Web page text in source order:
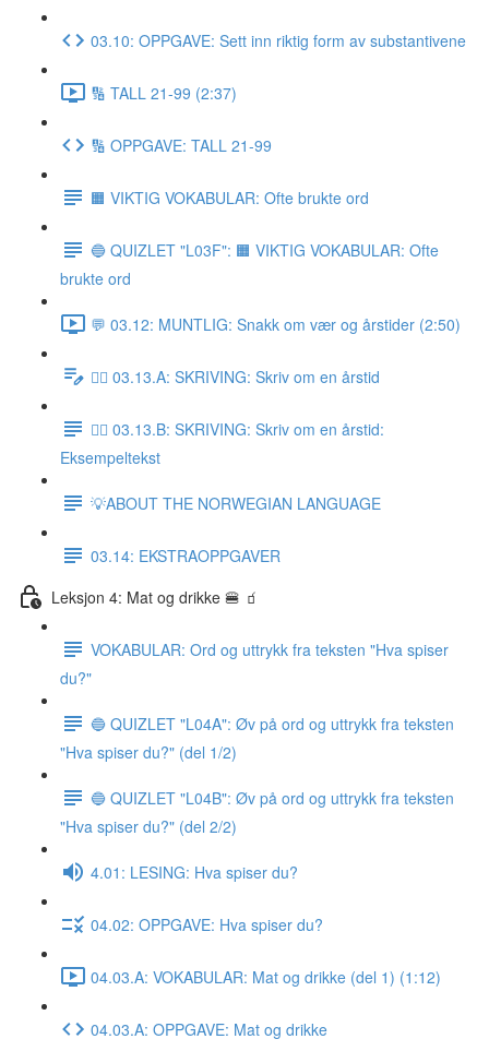
03.10: OPPGAVE: Sett inn riktig form av substantivene
🔢 TALL 21-99 (2:37)
🔢 OPPGAVE: TALL 21-99
🟧 VIKTIG VOKABULAR: Ofte brukte ord
🔵 QUIZLET "L03F": 🟧 VIKTIG VOKABULAR: Ofte
brukte ord
💬 03.12: MUNTLIG: Snakk om vær og årstider (2:50)
✍🏼 03.13.A: SKRIVING: Skriv om en årstid
✍🏼 03.13.B: SKRIVING: Skriv om en årstid:
Eksempeltekst
💡ABOUT THE NORWEGIAN LANGUAGE
03.14: EKSTRAOPPGAVER
Leksjon 4: Mat og drikke 🍔 🧃
VOKABULAR: Ord og uttrykk fra teksten "Hva spiser
du?"
🔵 QUIZLET "L04A": Øv på ord og uttrykk fra teksten
"Hva spiser du?" (del 1/2)
🔵 QUIZLET "L04B": Øv på ord og uttrykk fra teksten
"Hva spiser du?" (del 2/2)
4.01: LESING: Hva spiser du?
04.02: OPPGAVE: Hva spiser du?
04.03.A: VOKABULAR: Mat og drikke (del 1) (1:12)
04.03.A: OPPGAVE: Mat og drikke